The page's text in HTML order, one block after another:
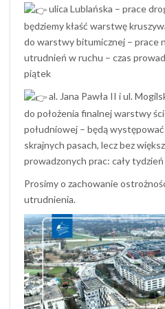
ulica Lublańska – prace
będziemy kłaść warstwę
do warstwy bitumicznej – prace
utrudnień w ruchu – czas
piątek
al. Jana Pawła II i ul.
do położenia finalnej warstwy
południowej – będą
skrajnych pasach, lecz bez
prowadzonych prac: cały tydzień
Prosimy o zachowanie
utrudnienia.